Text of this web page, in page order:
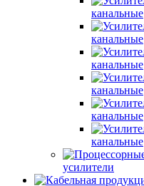
канальные
канальные
канальные
канальные
канальные
канальные
усилители